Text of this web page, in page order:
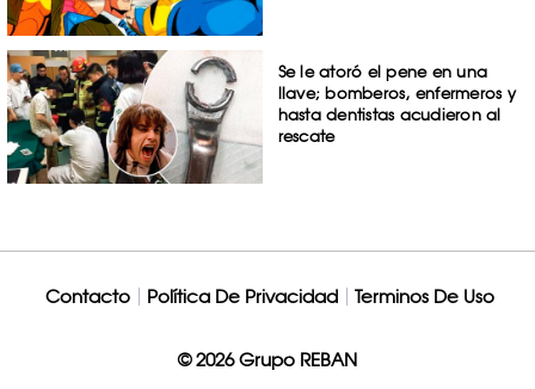
Se le atoró el pene en una
llave; bomberos, enfermeros y
hasta dentistas acudieron al
rescate
Contacto Política De Privacidad Terminos De Uso
© 2026 Grupo REBAN